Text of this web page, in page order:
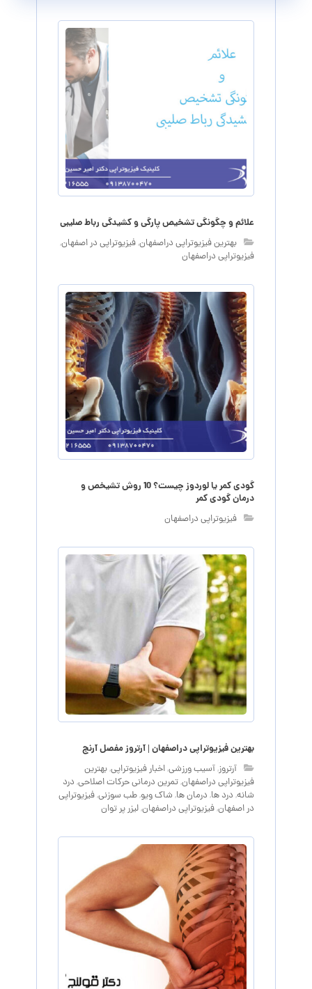
علائم و چگونگی تشخیص پارگی و کشیدگی رباط صلیبی
بهترین فیزیوتراپی دراصفهان,فیزیوتراپی در اصفهان,
فیزیوتراپی دراصفهان
گودی کمر یا لوردوز چیست؟ 10 روش تشیخص و
درمان گودی کمر
فیزیوتراپی دراصفهان
بهترین فیزیوتراپی دراصفهان | آرتروز مفصل آرنج
آرتروز,آسیب ورزشی,اخبار فیزیوتراپی,بهترین
فیزیوتراپی دراصفهان,تمرین درمانی حرکات اصلاحی, درد
شانه, درد ها, درمان ها, شاک ویو,طب سوزنی,فیزیوتراپی
در اصفهان,فیزیوتراپی دراصفهان,لیزر پر توان